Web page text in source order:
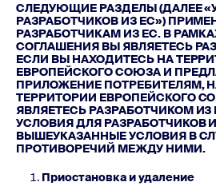
СЛЕДУЮЩИЕ РАЗДЕЛЫ (ДАЛЕЕ
РАЗРАБОТЧИКОВ ИЗ ЕС»)
РАЗРАБОТЧИКАМ ИЗ ЕС. В
СОГЛАШЕНИЯ ВЫ ЯВЛЯЕТЕСЬ
ЕСЛИ ВЫ НАХОДИТЕСЬ НА
ЕВРОПЕЙСКОГО СОЮЗА И
ПРИЛОЖЕНИЕ ПОТРЕБИТЕЛЯМ,
ТЕРРИТОРИИ ЕВРОПЕЙСКОГО
ЯВЛЯЕТЕСЬ РАЗРАБОТЧИКОМ
УСЛОВИЯ ДЛЯ РАЗРАБОТЧИКОВ
ВЫШЕУКАЗАННЫЕ УСЛОВИЯ В
ПРОТИВОРЕЧИЙ МЕЖДУ НИМИ.
Приостановка и удаление